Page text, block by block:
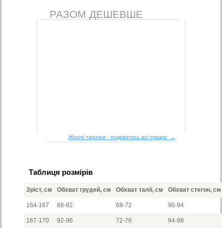
РАЗОМ ДЕШЕВШЕ
Жіночі тапочки - подивитись всі товари →
Таблиця розмірів
Зріст, см Обхват грудей, см Обхват талії, см Обхват стегон, см
164-167 88-92 68-72 90-94
167-170 92-96 72-76 94-98